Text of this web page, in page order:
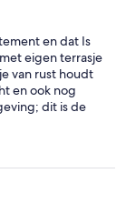
en dat Is
eigen terrasje
van rust houdt
en ook nog
dit is de